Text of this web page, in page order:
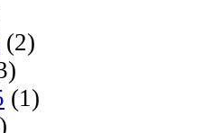
(2)
(1)